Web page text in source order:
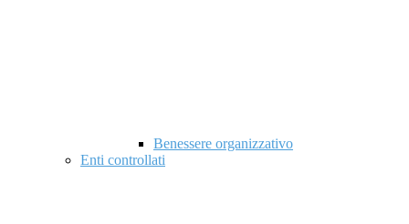
Benessere organizzativo
Enti controllati